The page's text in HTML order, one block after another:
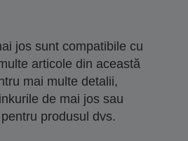
jos sunt compatibile cu
articole din această
mai multe detalii,
de mai jos sau
produsul dvs.